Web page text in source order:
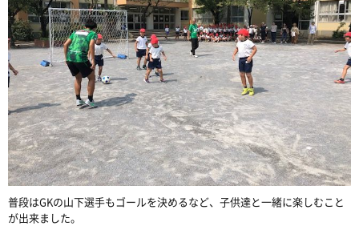
普段はGKの山下選手もゴールを決めるなど、子供達と一緒に楽しむこと
が出来ました。